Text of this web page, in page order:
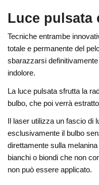
Luce pulsata
Tecniche entrambe
totale e permanente del
sbarazzarsi
indolore.
La luce pulsata sfrutta la
bulbo, che poi verrà
Il laser utilizza un fascio di
esclusivamente il bulbo
direttamente sulla
bianchi o biondi che non
non può essere applicato.